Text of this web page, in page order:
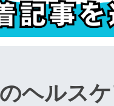
ヘルス